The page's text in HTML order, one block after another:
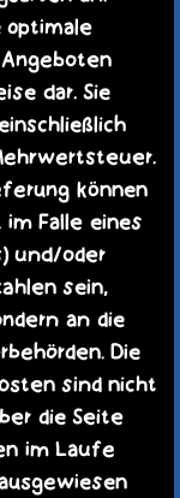
optimale
dar. Sie
können
Falle eines
und/oder
sein,
an die
Die
sind nicht
die Seite
im Laufe